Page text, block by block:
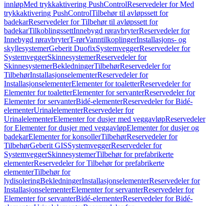
innløpMed trykkaktivering PushControlReservedeler for Med
trykkaktivering PushControlTilbehør til avløpssett for
badekarReservedeler for Tilbehør til avløpssett for
badekarTilkoblingssettInnebygd røravbryterReservedeler for
Innebygd røravbryterT-rørVanntilkoplingerInstallasjons- og
skyllesystemerGeberit DuofixSystemveggerReservedeler for
SystemveggerSkinnesystemerReservedeler for
SkinnesystemerBekledningerTilbehørReservedeler for
TilbehørInstallasjonselementerReservedeler for
InstallasjonselementerElementer for toaletterReservedeler for
Elementer for toaletterElementer for servanterReservedeler for
Elementer for servanterBidé-elementerReservedeler for Bidé-
elementerUrinalelementerReservedeler for
UrinalelementerElementer for dusjer med veggavløpReservedeler
for Elementer for dusjer med veggavløpElementer for dusjer og
badekarElementer for konsollerTilbehørReservedeler for
TilbehørGeberit GISSystemveggerReservedeler for
SystemveggerSkinnesystemerTilbehør for prefabrikerte
elementerReservedeler for Tilbehør for prefabrikerte
elementerTilbehør for
lydisoleringBekledningerInstallasjonselementerReservedeler for
InstallasjonselementerElementer for servanterReservedeler for
Elementer for servanterBidé-elementerReservedeler for Bidé-